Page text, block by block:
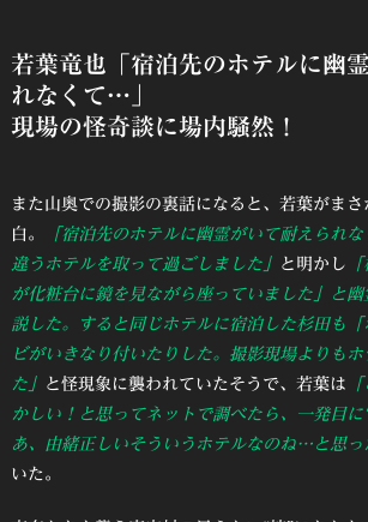
若葉竜也「宿泊先のホテルに幽
れなくて…」
現場の怪奇談に場内騒然！
また山奥での撮影の裏話になると、若葉がま
白。
「宿泊先のホテルに幽霊がいて耐えられ
違うホテルを取って過ごしました」 と明かし
が化粧台に鏡を見ながら座っていました」と
説した。すると同じホテルに宿泊した杉田も
ビがいきなり付いたりした。撮影現場よりも
た」 と怪現象に襲われていたそうで、若葉は
かしい！と思ってネットで調べたら、一発目に
あ、由緒正しいそういうホテルなのね…と思っ
いた。